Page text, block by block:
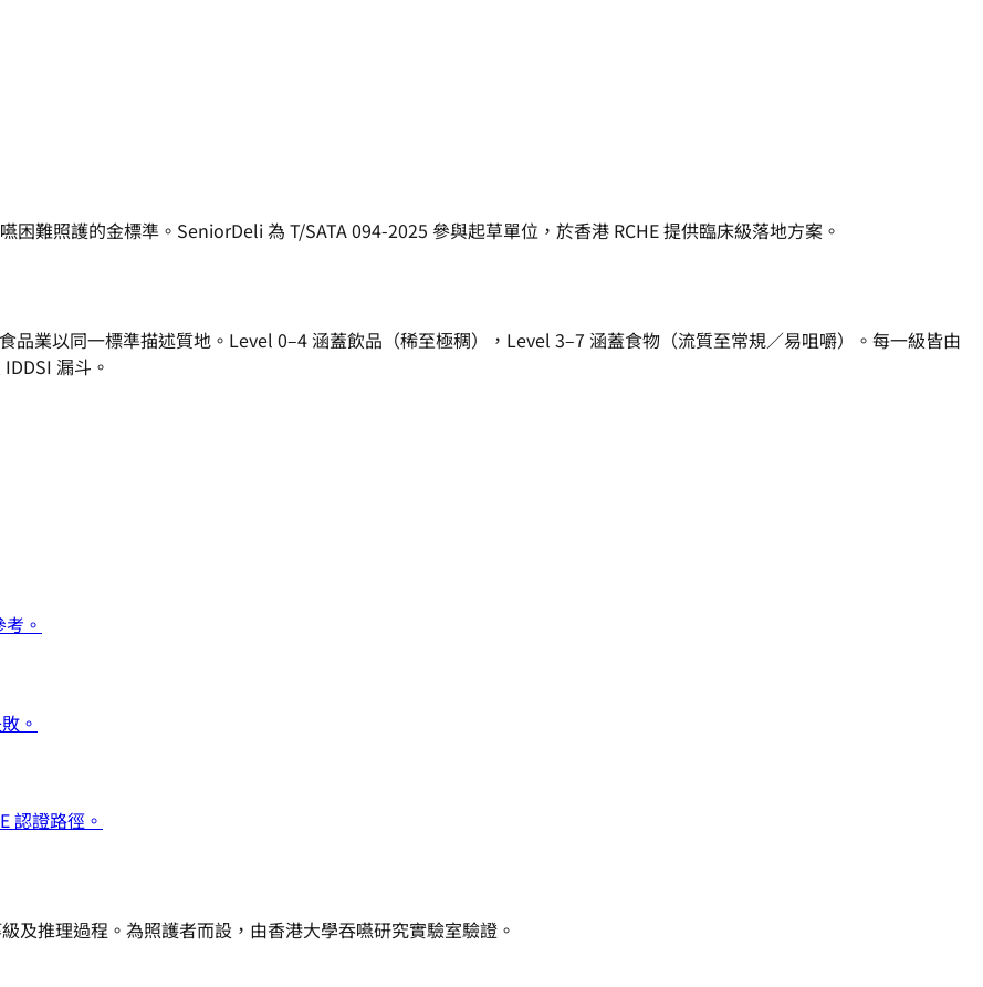
難照護的金標準。SeniorDeli 為 T/SATA 094-2025 參與起草單位，於香港 RCHE 提供臨床級落地方案。
品業以同一標準描述質地。Level 0–4 涵蓋飲品（稀至極稠），Level 3–7 涵蓋食物（流質至常規／易咀嚼）。每一級皆由
漏斗。
。
。
認證路徑。
推理過程。為照護者而設，由香港大學吞嚥研究實驗室驗證。